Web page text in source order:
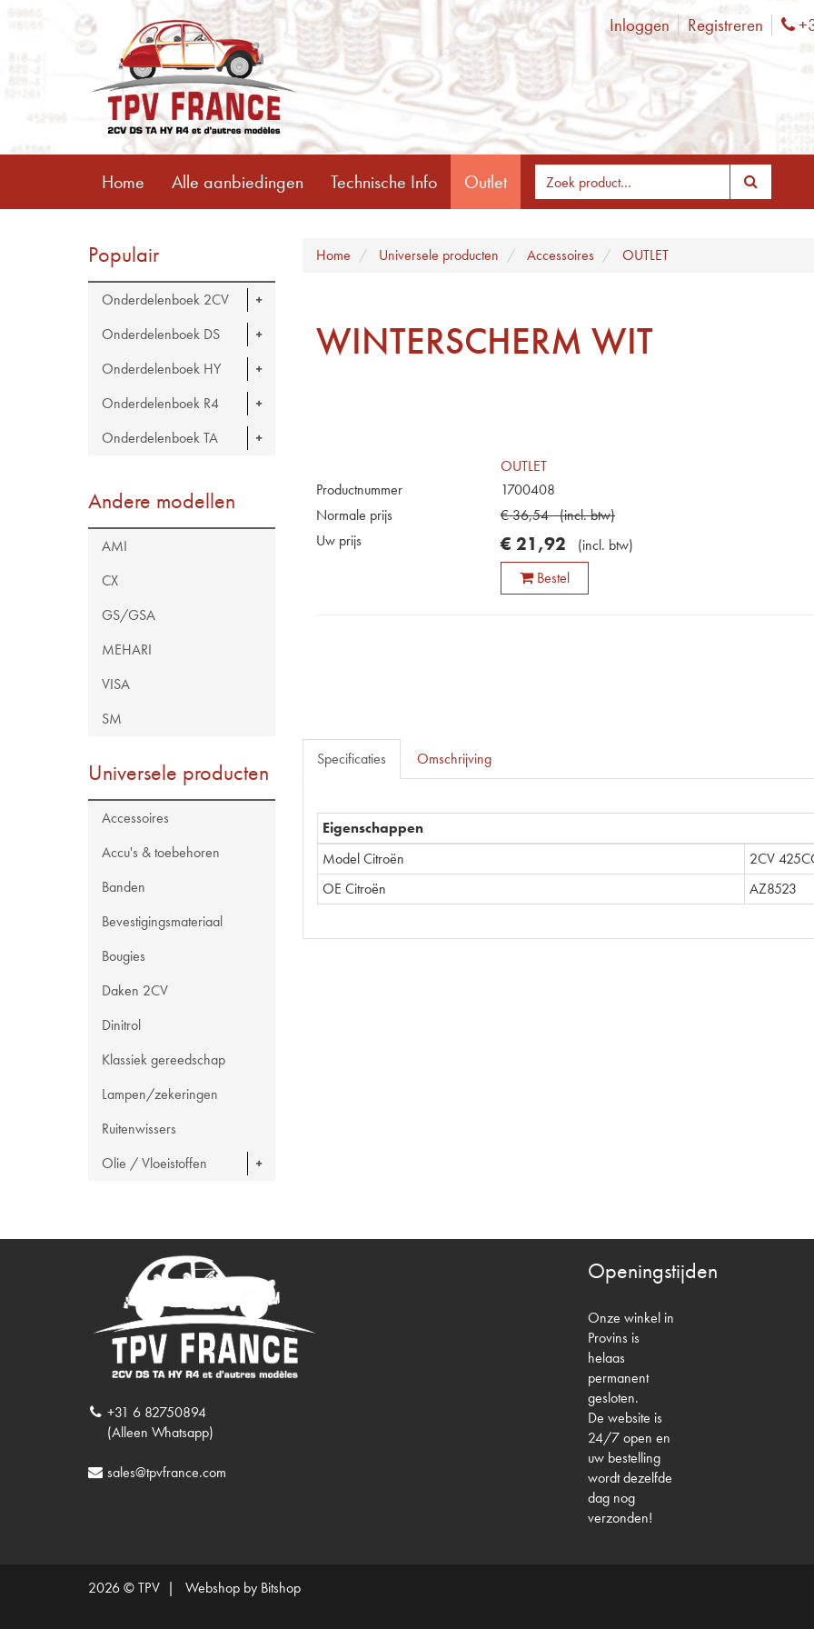
Inloggen Registreren
Home Alle aanbiedingen Technische Info Outlet
Populair
Onderdelenboek 2CV
Onderdelenboek DS
Onderdelenboek HY
Onderdelenboek R4
Onderdelenboek TA
Andere modellen
AMI
CX
GS/GSA
MEHARI
VISA
SM
Universele producten
Accessoires
Accu's & toebehoren
Banden
Bevestigingsmateriaal
Bougies
Daken 2CV
Dinitrol
Klassiek gereedschap
Lampen/zekeringen
Ruitenwissers
Olie / Vloeistoffen
Home Universele producten Accessoires OUTLET
WINTERSCHERM WIT
OUTLET
Productnummer
1700408
Normale prijs
€36,54 (incl. btw)
Uw prijs
€ 21,92 (incl. btw)
Bestel
Specificaties Omschrijving
Eigenschappen
Model Citroën
2CV
OE Citroën
AZ8523
+31 6 82750894
(Alleen Whatsapp)
sales@tpvfrance.com
Openingstijden
Onze winkel in
Provins is
helaas
permanent
gesloten.
De website is
24/7 open en
uw bestelling
wordt dezelfde
dag nog
verzonden!
2026 © TPV | Webshop by Bitshop